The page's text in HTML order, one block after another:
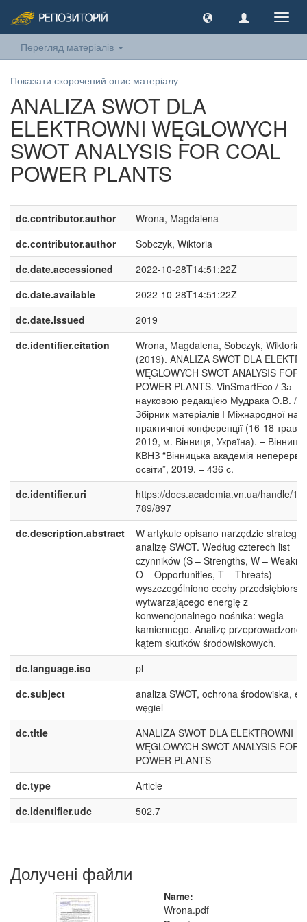
Перегляд матеріалів
Показати скорочений опис матеріалу
ANALIZA SWOT DLA
ELEKTROWNI WĘGLOWYCH
SWOT ANALYSIS FOR COAL
POWER PLANTS
dc.contributor.author
Wrona, Magdalena
dc.contributor.author
Sobczyk, Wiktoria
dc.date.accessioned
2022-10-28T14:51:22Z
dc.date.available
2022-10-28T14:51:22Z
dc.date.issued
2019
dc.identifier.citation
Wrona, Magdalena, Sobczyk, Wiktoria
(2019). ANALIZA SWOT DLA
WĘGLOWYCH SWOT ANALYSIS FOR
POWER PLANTS. VinSmartEco / За
науковою редакцією Мудрака О.В. //
Збірник матеріалів І Міжнародної
практичної конференції (16-18 травня
2019, м. Вінниця, Україна). – Вінниця:
КВНЗ “Вінницька академія
освіти”, 2019. – 436 с.
dc.identifier.uri
https://docs.academia.vn.ua/handle/
789/897
dc.description.abstract
W artykule opisano narzędzie
analizę SWOT. Według czterech list
czynników (S – Strengths, W –
O – Opportunities, T – Threats)
wyszczególniono cechy
wytwarzającego energię z
konwencjonalnego nośnika: wegla
kamiennego. Analizę przeprowadzono
kątem skutków środowiskowych.
dc.language.iso
pl
dc.subject
analiza SWOT, ochrona środowiska,
węgiel
dc.title
ANALIZA SWOT DLA ELEKTROWNI
WĘGLOWYCH SWOT ANALYSIS FOR
POWER PLANTS
dc.type
Article
dc.identifier.udc
502.7
Долучені файли
Name:
Wrona.pdf